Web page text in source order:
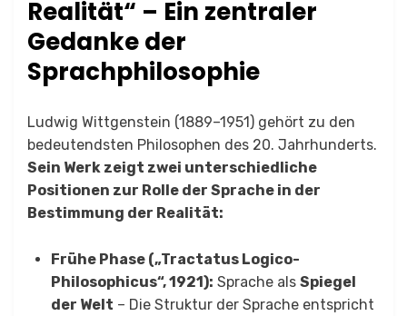
Realität“ – Ein zentraler
Gedanke der
Sprachphilosophie
Ludwig Wittgenstein (1889–1951) gehört zu den
bedeutendsten Philosophen des 20. Jahrhunderts.
Sein Werk zeigt zwei unterschiedliche
Positionen zur Rolle der Sprache in der
Bestimmung der Realität:
Frühe Phase („Tractatus Logico-
Philosophicus“, 1921): Sprache als Spiegel
der Welt – Die Struktur der Sprache entspricht